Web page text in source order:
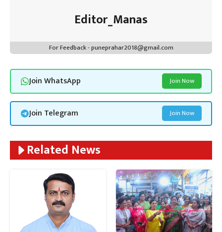
Editor_Manas
For Feedback - puneprahar2018@gmail.com
Join WhatsApp Join Now
Join Telegram Join Now
Related News